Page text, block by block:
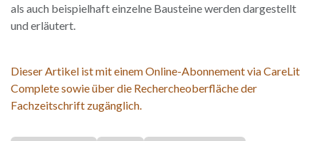
als auch beispielhaft einzelne Bausteine werden dargestellt
und erläutert.
Dieser Artikel ist mit einem Online-Abonnement via CareLit
Complete sowie über die Rechercheoberfläche der
Fachzeitschrift zugänglich.